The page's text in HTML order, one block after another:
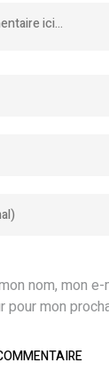
nom, mon
pour mon